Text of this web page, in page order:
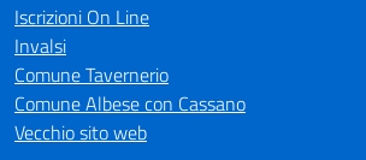
Iscrizioni On Line
Invalsi
Comune Tavernerio
Comune Albese con Cassano
Vecchio sito web